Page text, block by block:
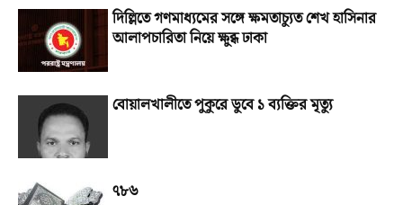
দিল্লিতে গণমাধ্যমের সঙ্গে ক্ষমতাচ্যুত শেখ হাসিনার
আলাপচারিতা নিয়ে ক্ষুব্ধ ঢাকা
বোয়ালখালীতে পুকুরে ডুবে ১ ব্যক্তির মৃত্যু
৭৮৬